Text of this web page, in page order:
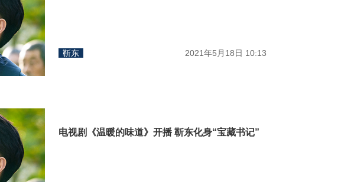
2021年5月18日 10:13
靳东
电视剧《温暖的味道》开播 靳东化身“宝藏书记”